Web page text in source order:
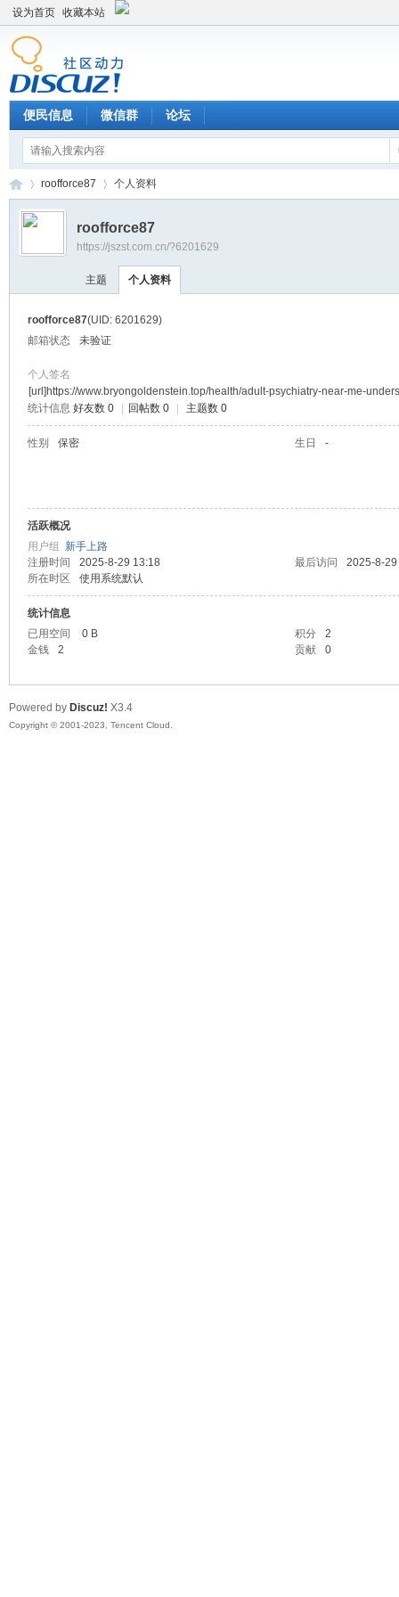
设为首页 收藏本站
便民信息 微信群 论坛
›
roofforce87 个人资料
roofforce87
https://jszst.com.cn/?6201629
主题 个人资料
roofforce87(UID: 6201629)
邮箱状态
未验证
个人签名
[url]https://www.bryongoldenstein.top/health/adult-psychiatry-near-me-
统计信息 好友数 0 回帖数 0 主题数 0
性别 保密 生日 -
活跃概况
用户组 新手上路
注册时间
2025-8-29 13:18 最后访问
2025-8-
所在时区
使用系统默认
统计信息
已用空间
0 B 积分
2
金钱
2 贡献 0
Powered by Discuz! X3.4
Copyright © 2001-2023, Tencent Cloud.